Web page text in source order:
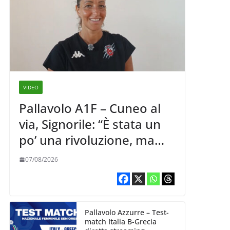
VIDEO
Pallavolo A1F – Cuneo al
via, Signorile: “È stata un
po’ una rivoluzione, ma
abbiamo le idee chiare siu
cosa vogliamo fare”
07/08/2026
Pallavolo Azzurre – Test-
match Italia B-Grecia